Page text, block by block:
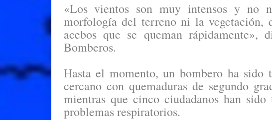
«Los vientos son muy intensos y no
morfología del terreno ni la vegetación,
acebos que se queman
Bomberos.
Hasta el momento, un bombero ha
cercano con quemaduras de segundo
mientras que cinco ciudadanos han
problemas respiratorios.